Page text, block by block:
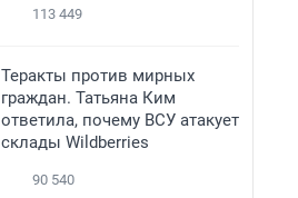
113 449
Теракты против мирных
граждан. Татьяна Ким
ответила, почему ВСУ атакует
склады Wildberries
90 540